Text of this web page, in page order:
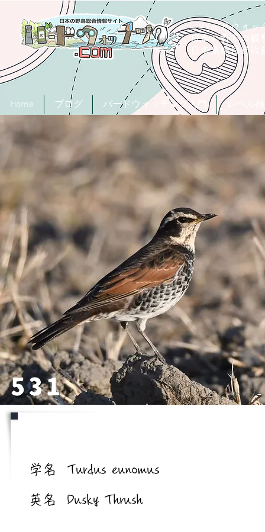
「バードウォッ
日本の野鳥の観
日本鳥類目録
Home ブログ バードウォッチング入門
531
学名 Turdus eunomus
英名 Dusky Thrush